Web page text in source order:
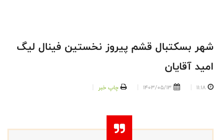
شهر بسکتبال قشم پیروز نخستین فینال لیگ
امید آقایان
11:18
1403/05/13 چاپ خبر